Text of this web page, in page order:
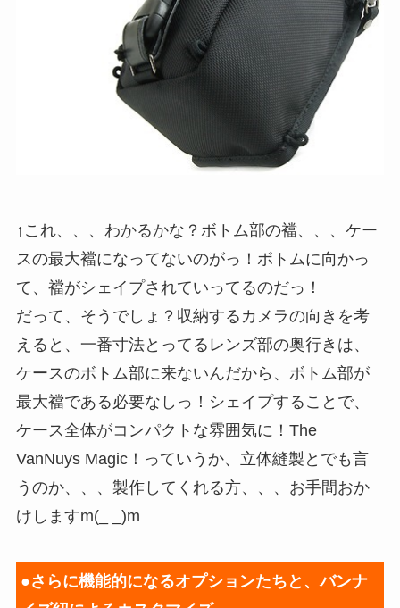
↑これ、、、わかるかな？ボトム部の襠、、、ケー
スの最大襠になってないのがっ！ボトムに向かっ
て、襠がシェイプされていってるのだっ！
だって、そうでしょ？収納するカメラの向きを考
えると、一番寸法とってるレンズ部の奥行きは、
ケースのボトム部に来ないんだから、ボトム部が
最大襠である必要なしっ！シェイプすることで、
ケース全体がコンパクトな雰囲気に！The
VanNuys Magic！っていうか、立体縫製とでも言
うのか、、、製作してくれる方、、、お手間おか
けしますm(_ _)m
●さらに機能的になるオプションたちと、バンナ